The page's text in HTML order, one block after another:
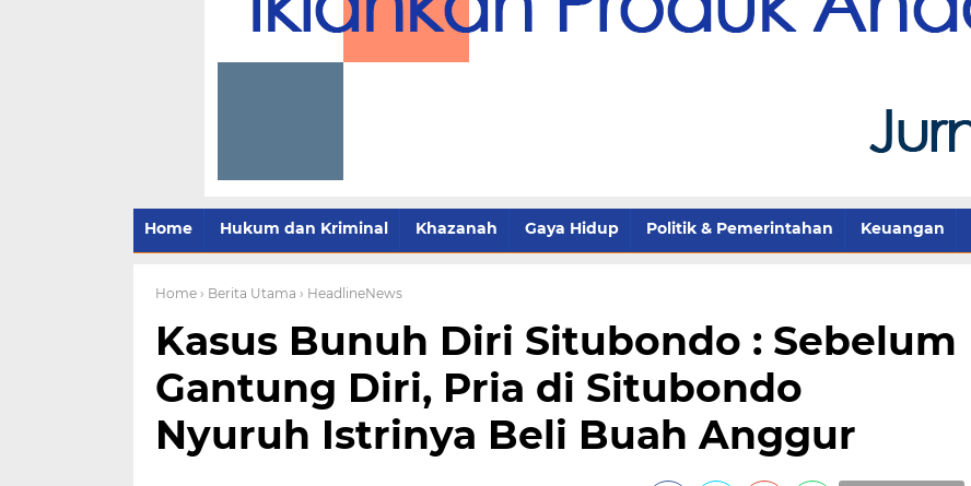
Home Hukum dan Kriminal Khazanah Gaya Hidup Politik & Pemerintahan Keuangan
Home › Berita Utama › HeadlineNews
Kasus Bunuh Diri Situbondo : Sebelum
Gantung Diri, Pria di Situbondo
Nyuruh Istrinya Beli Buah Anggur